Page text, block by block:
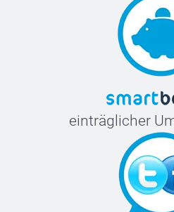
einträglicher